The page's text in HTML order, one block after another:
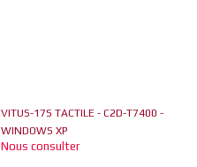
VITUS-17S TACTILE - C2D-T7400 -
WINDOWS XP
Nous consulter